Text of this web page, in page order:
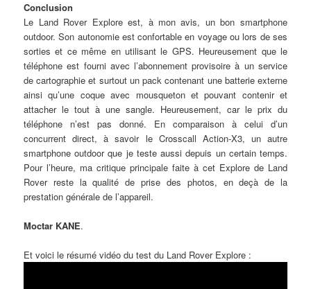
Conclusion
Le Land Rover Explore est, à mon avis, un bon smartphone
outdoor. Son autonomie est confortable en voyage ou lors de ses
sorties et ce même en utilisant le GPS. Heureusement que le
téléphone est fourni avec l’abonnement provisoire à un service
de cartographie et surtout un pack contenant une batterie externe
ainsi qu’une coque avec mousqueton et pouvant contenir et
attacher le tout à une sangle. Heureusement, car le prix du
téléphone n’est pas donné. En comparaison à celui d’un
concurrent direct, à savoir le Crosscall Action-X3, un autre
smartphone outdoor que je teste aussi depuis un certain temps.
Pour l’heure, ma critique principale faite à cet Explore de Land
Rover reste la qualité de prise des photos, en deçà de la
prestation générale de l’appareil.
Moctar KANE.
Et voici le résumé vidéo du test du Land Rover Explore :